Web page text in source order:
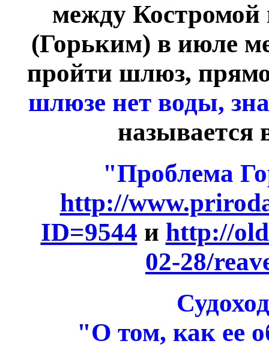
между
(Горьким) в июле
пройти шлюз,
шлюзе нет воды,
называется
"Проблема
http://
ID=9544 и http://
02-28/
"О том, как ее